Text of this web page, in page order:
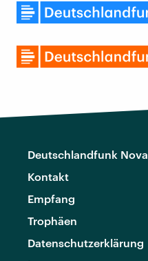
Deutschlandfunk Nova
Kontakt
Empfang
Trophäen
Datenschutzerklärung